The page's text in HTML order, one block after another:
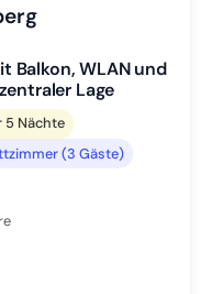
Balkon, WLAN und
Lage
5 Nächte
(3 Gäste)